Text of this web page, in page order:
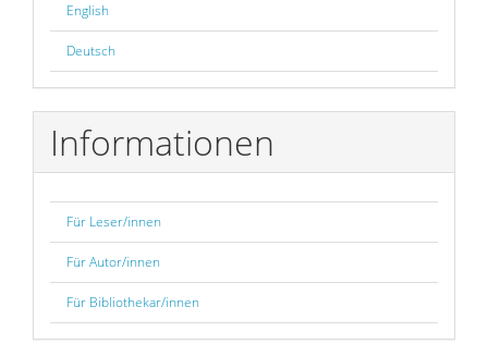
English
Deutsch
Informationen
Für Leser/innen
Für Autor/innen
Für Bibliothekar/innen